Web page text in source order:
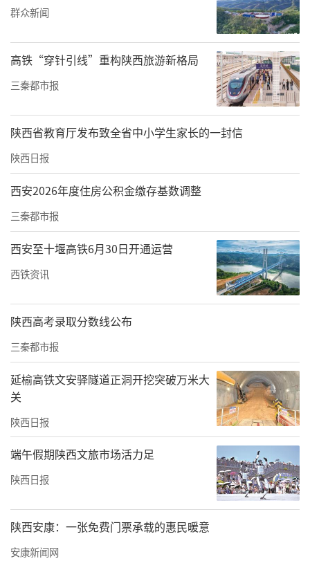
者孟先生忍不住连连点赞：“第一次体会到在
隧道里刷手机还能这么顺畅，西十高铁真
牛！”
“以前来湖北游玩动辄五六个小时在路上，现
楼说走就走，太方便了！”亲子旅行博主闪光
佳佳一路忙着给孩子介绍窗外的风景，对即将
开启的荆楚之旅充满期待。
10时20分，首发列车准时抵达十堰东站，湖北
人民以最热烈的方式迎接远道而来的客人。出
站口广场上，武当功夫展演、荆楚非遗互动热
闹上演，引来游客阵阵喝彩。欢迎仪式结束
后，500余名首发团成员将按照A、B两条精品线
路，在十堰境内开启为期三天两晚的深度体验
群众新闻
高铁“穿针引线”重构陕西旅游新格局
三秦都市报
陕西省教育厅发布致全省中小学生家长的一封信
陕西日报
西安2026年度住房公积金缴存基数调整
三秦都市报
西安至十堰高铁6月30日开通运营
西铁资讯
陕西高考录取分数线公布
三秦都市报
延榆高铁文安驿隧道正洞开挖突破万米大
关
陕西日报
端午假期陕西文旅市场活力足
陕西日报
陕西安康：一张免费门票承载的惠民暖意
安康新闻网